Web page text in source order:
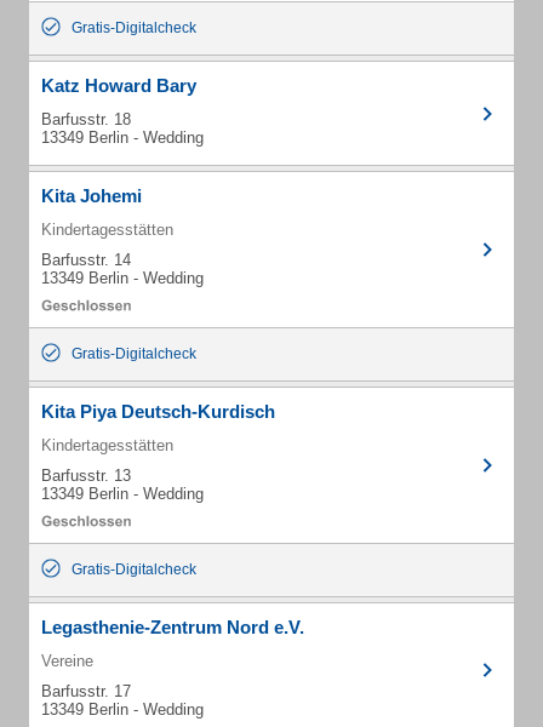
Gratis-Digitalcheck
Katz Howard Bary
Barfusstr. 18
13349 Berlin - Wedding
Kita Johemi
Kindertagesstätten
Barfusstr. 14
13349 Berlin - Wedding
Gratis-Digitalcheck
Kita Piya Deutsch-Kurdisch
Kindertagesstätten
Barfusstr. 13
13349 Berlin - Wedding
Gratis-Digitalcheck
Legasthenie-Zentrum Nord e.V.
Vereine
Barfusstr. 17
13349 Berlin - Wedding